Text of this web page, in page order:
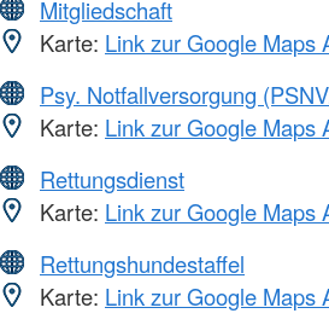
Mitgliedschaft
Karte: Link zur Google Maps
Psy. Notfallversorgung
Karte: Link zur Google Maps
Rettungsdienst
Karte: Link zur Google Maps
Rettungshundestaffel
Karte: Link zur Google Maps